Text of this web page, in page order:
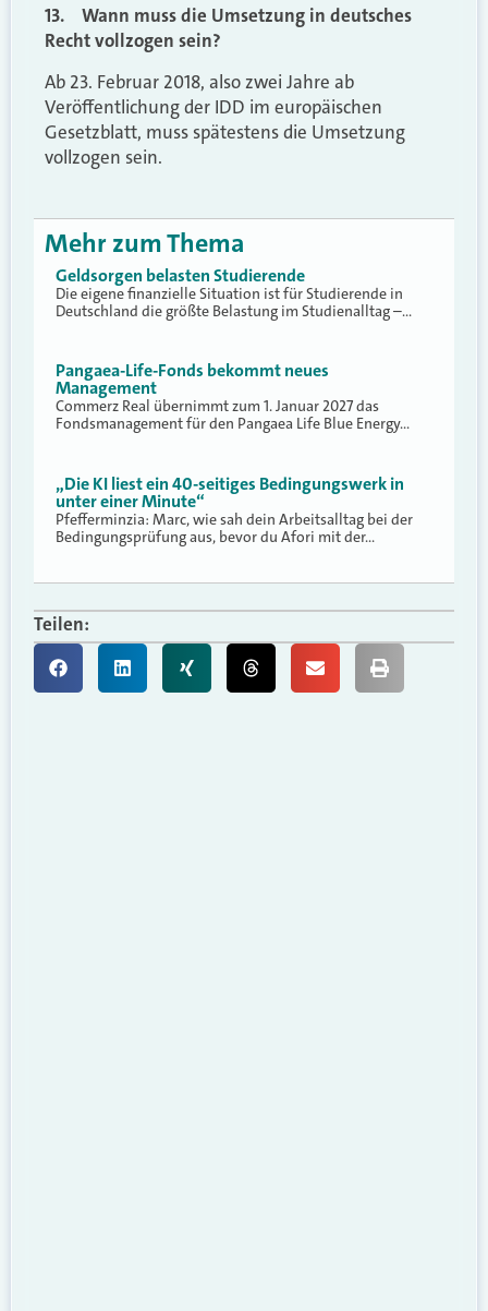
13. Wann muss die Umsetzung in deutsches
Recht vollzogen sein?
Ab 23. Februar 2018, also zwei Jahre ab
Veröffentlichung der IDD im europäischen
Gesetzblatt, muss spätestens die Umsetzung
vollzogen sein.
Mehr zum Thema
Geldsorgen belasten Studierende
Die eigene finanzielle Situation ist für Studierende in
Deutschland die größte Belastung im Studienalltag –…
Pangaea-Life-Fonds bekommt neues
Management
Commerz Real übernimmt zum 1. Januar 2027 das
Fondsmanagement für den Pangaea Life Blue Energy…
„Die KI liest ein 40-seitiges Bedingungswerk in
unter einer Minute“
Pfefferminzia: Marc, wie sah dein Arbeitsalltag bei der
Bedingungsprüfung aus, bevor du Afori mit der…
Teilen: